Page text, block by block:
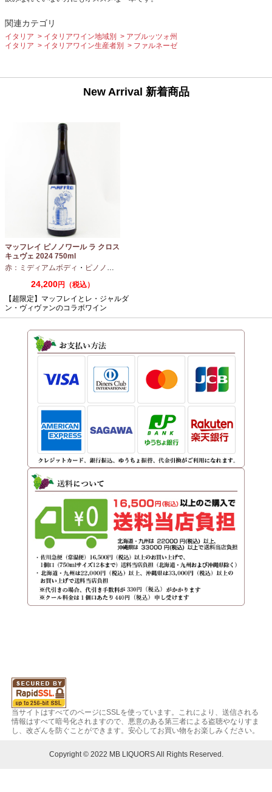
関連カテゴリ
イタリア イタリアワイン地域別
アブルッツォ州
イタリア
イタリアワイン生産者別 ファルネーゼ
New Arrival 新着商品
マッフレイ ピノノワール ラ クロス
キュヴェ 2024 750ml
赤：ミディアムボディ ・ ピノノワール
24,200円（税込）
【超限定】マッフレイとレ・ジャルダ
ン・ヴィヴァンのコラボワイン
当サイトはすべてのページにSSLを使っています。これにより、送信される
情報はすべて暗号化されますので、悪意のある第三者による盗聴やなりすま
し、改ざんを防ぐことができます。安心してお買い物をお楽しみください。
Copyright © 2022 MB LIQUORS All Rights Reserved.